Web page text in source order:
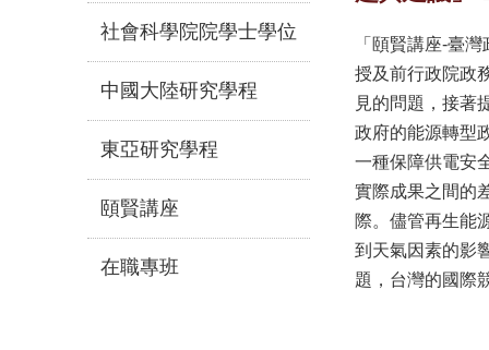
社會科學院院學士學位
中國大陸研究學程
東亞研究學程
頤賢講座
在職專班
「頤賢講座-臺
授及前行政院政
見的問題，接著
政府的能源轉型
一種保障供電安
實際成果之間的
際。儘管再生能
到天氣因素的影
題，台灣的國際